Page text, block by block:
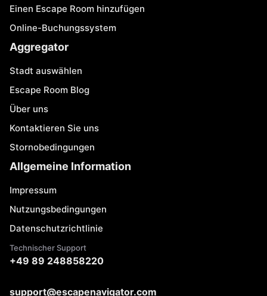
Einen Escape Room hinzufügen
Online-Buchungssystem
Aggregator
Stadt auswählen
Escape Room Blog
Über uns
Kontaktieren Sie uns
Stornobedingungen
Allgemeine Information
Impressum
Nutzungsbedingungen
Datenschutzrichtlinie
Technischer Support
+49 89 248858220
support@escapenavigator.com